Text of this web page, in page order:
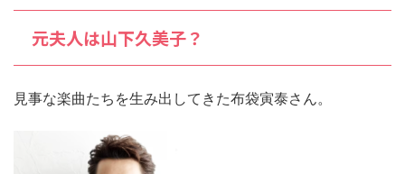
元夫人は山下久美子？
見事な楽曲たちを生み出してきた布袋寅泰さん。